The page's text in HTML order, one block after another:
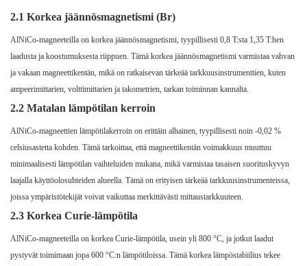
2.1 Korkea jäännösmagnetismi (Br)
AlNiCo-magneeteilla on korkea jäännösmagnetismi, tyypillisesti 0,8 T:sta 1,35 T:hen
laadusta ja koostumuksesta riippuen. Tämä korkea jäännösmagnetismi varmistaa vahvan
ja vakaan magneettikentän, mikä on ratkaisevan tärkeää tarkkuusinstrumenttien, kuten
ampeerimittarien, volttimittarien ja takometrien, tarkan toiminnan kannalta.
2.2 Matalan lämpötilan kerroin
AlNiCo-magneettien lämpötilakerroin on erittäin alhainen, tyypillisesti noin -0,02 %
celsiusastetta kohden. Tämä tarkoittaa, että magneettikentän voimakkuus muuttuu
minimaalisesti lämpötilan vaihteluiden mukana, mikä varmistaa tasaisen suorituskyvyn
laajalla käyttöolosuhteiden alueella. Tämä on erityisen tärkeää tarkkuusinstrumenteissa,
joissa ympäristötekijät voivat vaikuttaa merkittävästi mittaustarkkuuteen.
2.3 Korkea Curie-lämpötila
AlNiCo-magneeteilla on korkea Curie-lämpötila, usein yli 800 °C, ja jotkut laadut
pystyvät toimimaan jopa 600 °C:n lämpötiloissa. Tämä korkea lämpöstabiilius tekee